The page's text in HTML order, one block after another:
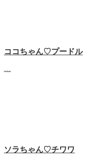
ココちゃん♡‬プードル
ソラちゃん♡‬チワワ